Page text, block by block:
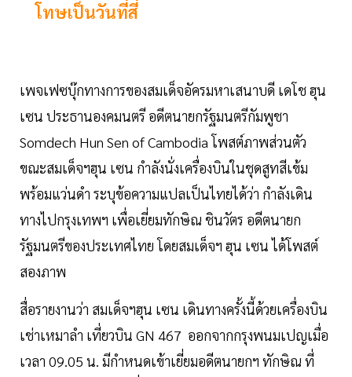
โทษเป็นวันที่สี่
เพจเฟซบุ๊กทางการของสมเด็จอัครมหาเสนาบดี เดโช ฮุน
เซน ประธานองคมนตรี อดีตนายกรัฐมนตรีกัมพูชา
Somdech Hun Sen of Cambodia โพสต์ภาพส่วนตัว
ขณะสมเด็จฯฮุน เซน กำลังนั่งเครื่องบินในชุดสูทสีเข้ม
พร้อมแว่นดำ ระบุข้อความแปลเป็นไทยได้ว่า กำลังเดิน
ทางไปกรุงเทพฯ เพื่อเยี่ยมทักษิณ ชินวัตร อดีตนายก
รัฐมนตรีของประเทศไทย โดยสมเด็จฯ ฮุน เซน ได้โพสต์
สองภาพ
สื่อรายงานว่า สมเด็จฯฮุน เซน เดินทางครั้งนี้ด้วยเครื่องบิน
เช่าเหมาลำ เที่ยวบิน GN 467 ออกจากกรุงพนมเปญเมื่อ
เวลา 09.05 น. มีกำหนดเข้าเยี่ยมอดีตนายกฯ ทักษิณ ที่